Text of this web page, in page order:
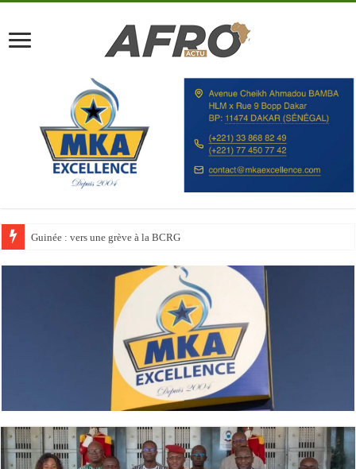
Discours à la Nation : Alassane Ouattara appelle les Ivoiriens à « l’unité,